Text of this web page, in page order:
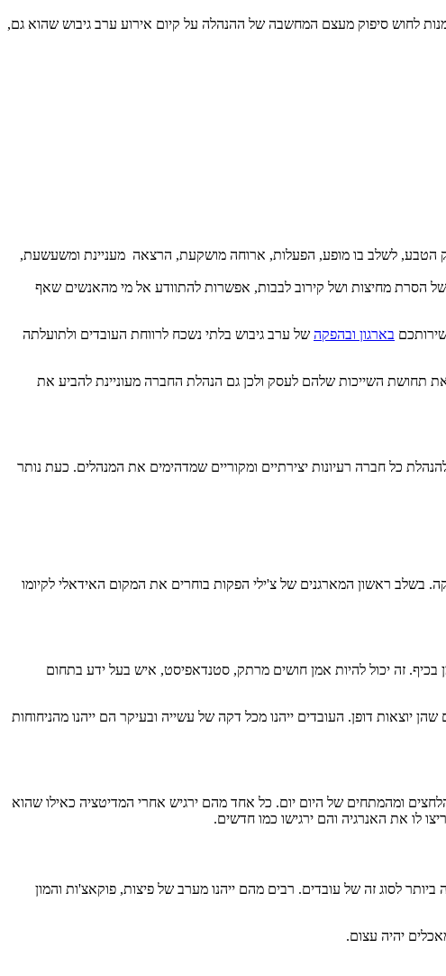
לחוש סיפוק מעצם המחשבה של ההנהלה על קיום אירוע ערב גיבוש שהוא גם,
הטבע, לשלב בו מופע, הפעלות, ארוחה מושקעת, הרצאה מעניינת ומשעשעת,
של הסרת מחיצות ושל קירוב לבבות, אפשרות להתוודע אל מי מהאנשים שאף
בארגון ובהפקה של ערב גיבוש בלתי נשכח לרווחת העובדים ולתועלתה
תחושת השייכות שלהם לעסק ולכן גם הנהלת החברה מעוניינת להביע את
כל חברה רעיונות יצירתיים ומקוריים שמדהימים את המנהלים. כעת נותר
בשלב ראשון המארגנים של צ'ילי הפקות בוחרים את המקום האידאלי לקיומו
זה יכול להיות אמן חושים מרתק, סטנדאפיסט, איש בעל ידע בתחום
יוצאות דופן. העובדים ייהנו מכל דקה של עשייה ובעיקר הם ייהנו מהניחוחות
ומהמתחים של היום יום. כל אחד מהם ירגיש אחרי המדיטציה כאילו שהוא
לו את האנרגיה והם ירגישו כמו חדשים.
לסוג זה של עובדים. רבים מהם ייהנו מערב של פיצות, פוקאצ'ות והמון
יהיה עצום.